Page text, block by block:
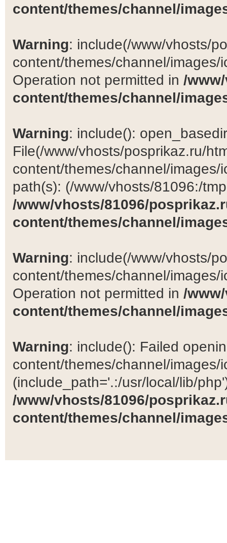
content/themes/channel/
Warning: include(/www/vhosts/
content/themes/channel/
Operation not permitted in /
content/themes/channel/
Warning: include():
File(/www/vhosts/posprikaz.ru/
content/themes/channel/
path(s): (/www/vhosts/81096:/
/www/vhosts/81096/
content/themes/channel/
Warning: include(/www/vhosts/
content/themes/channel/
Operation not permitted in /
content/themes/channel/
Warning: include(): Failed
content/themes/channel/images/
(include_path='.:/usr/local/lib/
/www/vhosts/81096/
content/themes/channel/